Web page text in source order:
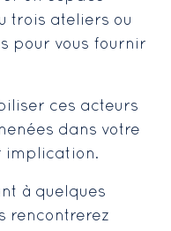
trois ateliers ou
pour vous fournir
ces acteurs
dans votre
implication.
à quelques
rencontrerez